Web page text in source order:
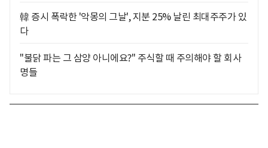
韓 증시 폭락한 '악몽의 그날', 지분 25% 날린 최대주주가 있
다
"불닭 파는 그 삼양 아니에요?" 주식할 때 주의해야 할 회사
명들